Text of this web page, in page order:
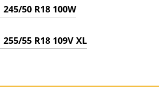
245/50 R18 100W
255/55 R18 109V XL